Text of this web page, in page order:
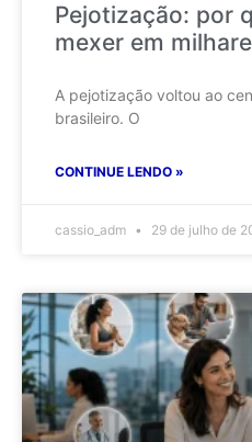
Pejotização: por
mexer em
A pejotização voltou ao
brasileiro. O
CONTINUE LENDO »
cassio_adm 29 de julho de